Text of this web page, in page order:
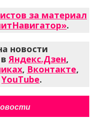
за материал
.
новости
вЯндекс.Дзен,
, Вконтакте,
YouTube.